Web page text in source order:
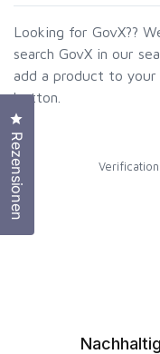
Rezensionen
Klicken Sie, um den